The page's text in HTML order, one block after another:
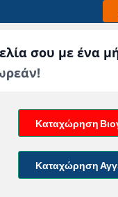
σου με ένα
Καταχώρηση
Καταχώρηση